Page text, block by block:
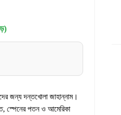
জন্য দন্তখোলা জাহান্নাম।
স্পেনের পতন ও আমেরিকা